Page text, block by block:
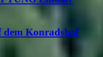
dem Konradshof